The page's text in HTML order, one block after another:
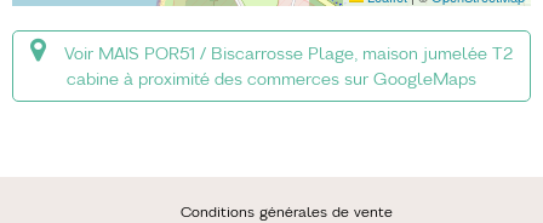
Voir MAIS POR51 / Biscarrosse Plage, maison jumelée T2
cabine à proximité des commerces sur GoogleMaps
Conditions générales de vente